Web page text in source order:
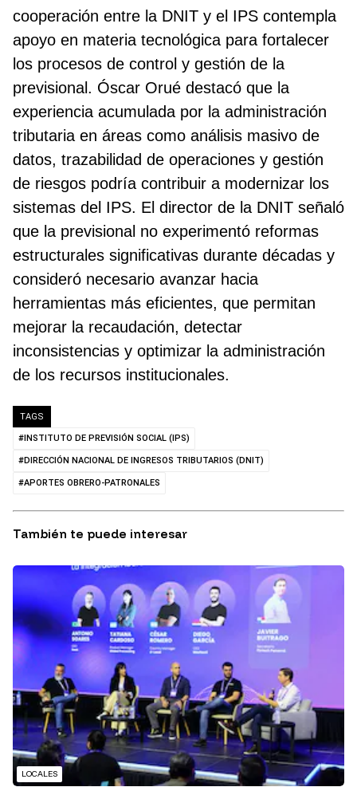
cooperación entre la DNIT y el IPS contempla
apoyo en materia tecnológica para fortalecer
los procesos de control y gestión de la
previsional. Óscar Orué destacó que la
experiencia acumulada por la administración
tributaria en áreas como análisis masivo de
datos, trazabilidad de operaciones y gestión
de riesgos podría contribuir a modernizar los
sistemas del IPS. El director de la DNIT señaló
que la previsional no experimentó reformas
estructurales significativas durante décadas y
consideró necesario avanzar hacia
herramientas más eficientes, que permitan
mejorar la recaudación, detectar
inconsistencias y optimizar la administración
de los recursos institucionales.
TAGS
#INSTITUTO DE PREVISIÓN SOCIAL (IPS)
#DIRECCIÓN NACIONAL DE INGRESOS TRIBUTARIOS (DNIT)
#APORTES OBRERO-PATRONALES
También te puede interesar
LOCALES